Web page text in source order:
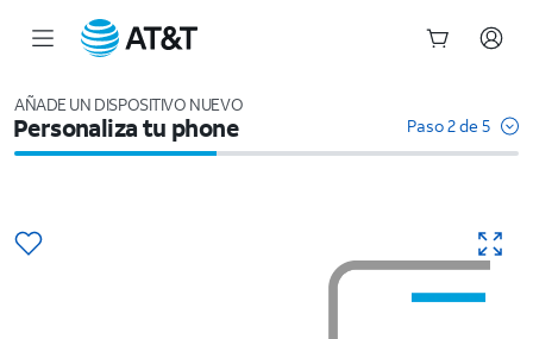
AÑADE UN DISPOSITIVO NUEVO
Personaliza tu phone Paso 2 de 5